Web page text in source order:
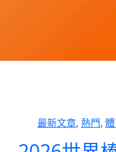
最新文章, 熱門,